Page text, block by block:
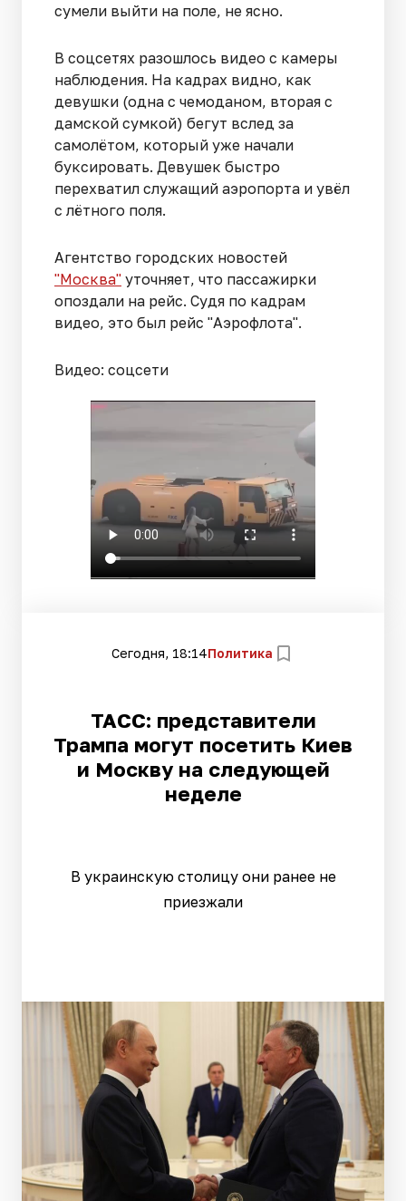
сумели выйти на поле, не ясно.
В соцсетях разошлось видео с камеры
наблюдения. На кадрах видно, как
девушки (одна с чемоданом, вторая с
дамской сумкой) бегут вслед за
самолётом, который уже начали
буксировать. Девушек быстро
перехватил служащий аэропорта и увёл
с лётного поля.
Агентство городских новостей
"Москва" уточняет, что пассажирки
опоздали на рейс. Судя по кадрам
видео, это был рейс "Аэрофлота".
Видео: соцсети
Сегодня, 18:14Политика
ТАСС: представители
Трампа могут посетить Киев
и Москву на следующей
неделе
В украинскую столицу они ранее не
приезжали